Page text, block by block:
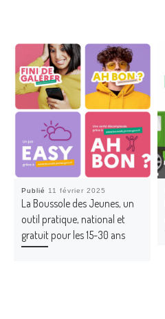
Publié 11 février 2025
La Boussole des Jeunes, un
outil pratique, national et
gratuit pour les 15-30 ans